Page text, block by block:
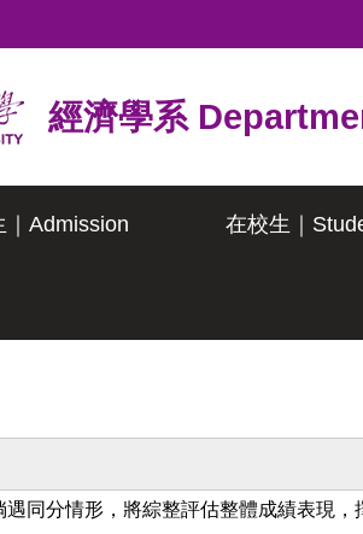
經濟學系
｜Admission 在校生｜
同分情形，將綜整評估整體成績表現，